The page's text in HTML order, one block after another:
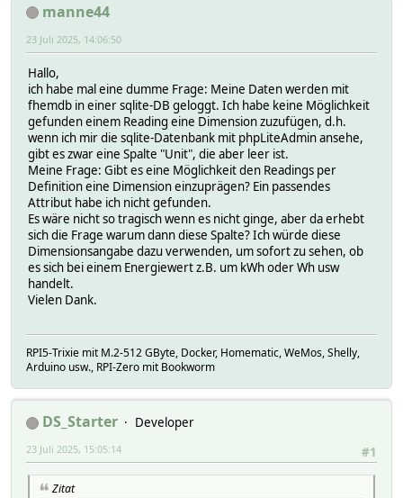
manne44
23 Juli 2025, 14:06:50
Hallo,
ich habe mal eine dumme Frage: Meine Daten werden mit
fhemdb in einer sqlite-DB geloggt. Ich habe keine Möglichkeit
gefunden einem Reading eine Dimension zuzufügen, d.h.
wenn ich mir die sqlite-Datenbank mit phpLiteAdmin ansehe,
gibt es zwar eine Spalte "Unit", die aber leer ist.
Meine Frage: Gibt es eine Möglichkeit den Readings per
Definition eine Dimension einzuprägen? Ein passendes
Attribut habe ich nicht gefunden.
Es wäre nicht so tragisch wenn es nicht ginge, aber da erhebt
sich die Frage warum dann diese Spalte? Ich würde diese
Dimensionsangabe dazu verwenden, um sofort zu sehen, ob
es sich bei einem Energiewert z.B. um kWh oder Wh usw
handelt.
Vielen Dank.
RPI5-Trixie mit M.2-512 GByte, Docker, Homematic, WeMos, Shelly,
Arduino usw., RPI-Zero mit Bookworm
DS_Starter
Developer
#1
23 Juli 2025, 15:05:14
Zitat